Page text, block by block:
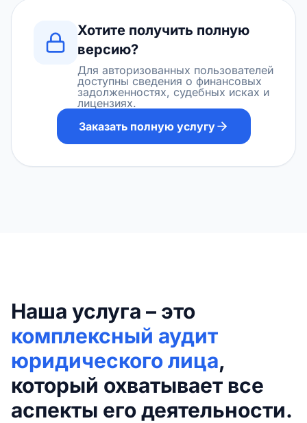
Хотите получить полную
версию?
Для авторизованных пользователей
доступны сведения о финансовых
задолженностях, судебных исках и
лицензиях.
Заказать полную услугу
Наша услуга – это
комплексный аудит
юридического лица,
который охватывает все
аспекты его деятельности.